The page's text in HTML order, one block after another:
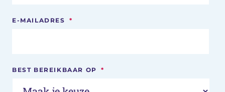
E-MAILADRES *
BEST BEREIKBAAR OP *